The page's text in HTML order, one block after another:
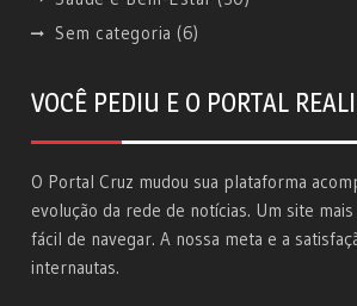
Sem categoria (6)
VOCÊ PEDIU E O PORTAL
O Portal Cruz mudou sua plataforma
evolução da rede de notícias. Um site
fácil de navegar. A nossa meta e a
internautas.